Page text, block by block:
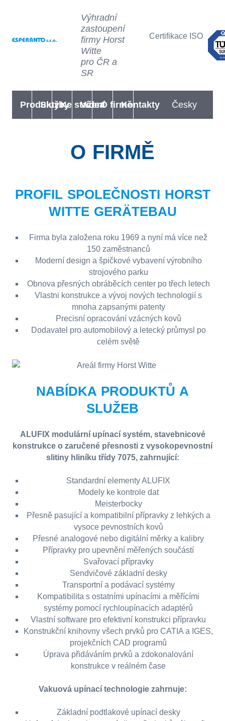
Výhradní
zastoupení
firmy Horst
Witte
pro ČR a
SR
Certifikace ISO
Produkty
SlužbyKe stažení
VideaO firměKontakty Česky
O FIRMĚ
PROFIL SPOLEČNOSTI HORST
WITTE GERÄTEBAU
Firma byla založena roku 1969 a nyní má více než
150 zaměstnanců
Moderní design a špičkové vybavení výrobního
strojového parku
Obnova přesných obráběcích center po třech letech
Vlastni konstrukce a vývoj nových technologií s
mnoha zapsanými patenty
Precisní opracování vzácných kovů
Dodavatel pro automobilový a letecký průmysl po
celém světě
NABÍDKA PRODUKTŮ A
SLUŽEB
ALUFIX modulární upínací systém, stavebnicové
konstrukce o zaručené přesnosti z vysokopevnostní
slitiny hliníku třídy 7075, zahrnující:
Standardní elementy ALUFIX
Modely ke kontrole dat
Meisterbocky
Přesně pasující a kompatibilní přípravky z lehkých a
vysoce pevnostních kovů
Přesné analogové nebo digitální měrky a kalibry
Přípravky pro upevnění měřených součástí
Svařovací přípravky
Sendvičové základní desky
Transportní a podávací systémy
Kompatibilita s ostatními upínacími a měřícími
systémy pomocí rychloupínacích adaptérů
Vlastní software pro efektivní konstrukci přípravku
Konstrukční knihovny všech prvků pro CATIA a IGES,
projekčních CAD programů
Úprava přidáváním prvků a zdokonalování
konstrukce v reálném čase
Vakuová upínací technologie zahrnuje:
Základní podtlakové upínací desky